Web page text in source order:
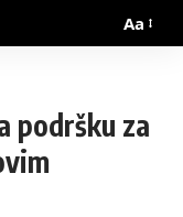
Aa
podršku za